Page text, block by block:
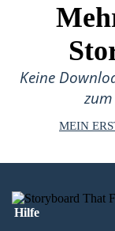
Keine
MEIN
Hilfe